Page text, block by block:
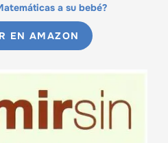
a su bebé?
EN AMAZON